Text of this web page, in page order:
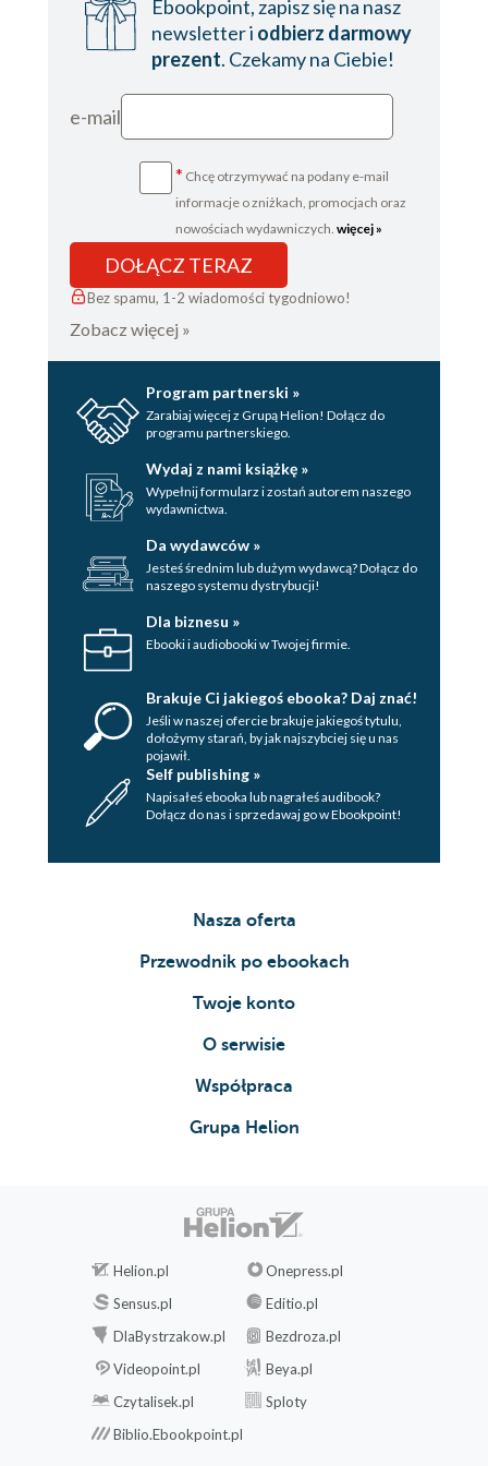
Ebookpoint, zapisz się na nasz
newsletter i odbierz darmowy
prezent. Czekamy na Ciebie!
e-mail
* Chcę otrzymywać na podany e-mail
informacje o zniżkach, promocjach oraz
nowościach wydawniczych. więcej »
DOŁĄCZ TERAZ
Bez spamu, 1-2 wiadomości tygodniowo!
Zobacz więcej »
Program partnerski »
Zarabiaj więcej z Grupą Helion! Dołącz do
programu partnerskiego.
Wydaj z nami książkę »
Wypełnij formularz i zostań autorem naszego
wydawnictwa.
Da wydawców »
Jesteś średnim lub dużym wydawcą? Dołącz do
naszego systemu dystrybucji!
Dla biznesu »
Ebooki i audiobooki w Twojej firmie.
Brakuje Ci jakiegoś ebooka? Daj znać!
Jeśli w naszej ofercie brakuje jakiegoś tytulu,
dołożymy starań, by jak najszybciej się u nas
pojawił.
Self publishing »
Napisałeś ebooka lub nagrałeś audibook?
Dołącz do nas i sprzedawaj go w Ebookpoint!
Nasza oferta
Przewodnik po ebookach
Twoje konto
O serwisie
Współpraca
Grupa Helion
Helion.pl
Onepress.pl
Sensus.pl
Editio.pl
DlaBystrzakow.pl
Bezdroza.pl
Videopoint.pl
Beya.pl
Czytalisek.pl
Sploty
Biblio.Ebookpoint.pl